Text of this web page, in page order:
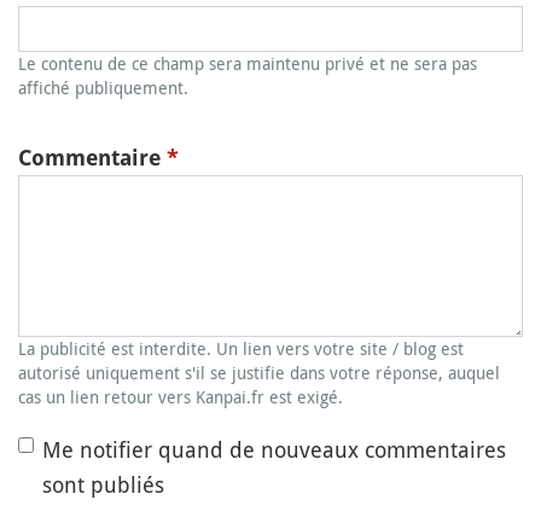
Le contenu de ce champ sera maintenu privé et ne sera pas
affiché publiquement.
Commentaire *
La publicité est interdite. Un lien vers votre site / blog est
autorisé uniquement s'il se justifie dans votre réponse, auquel
cas un lien retour vers Kanpai.fr est exigé.
Me notifier quand de nouveaux commentaires
sont publiés